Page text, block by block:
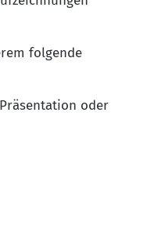
folgende
oder